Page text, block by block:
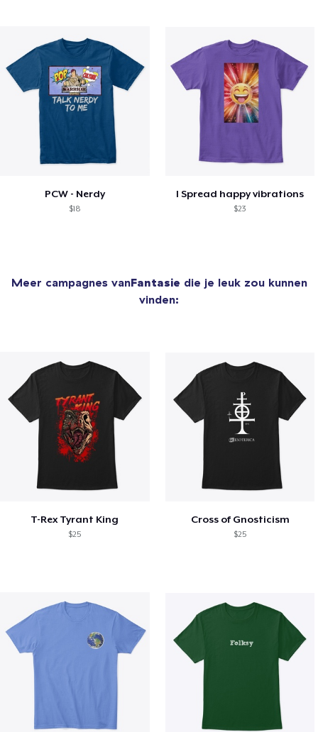
PCW - Nerdy
$18
I Spread happy vibrations
$23
Meer campagnes vanFantasie die je leuk zou kunnen
vinden:
T-Rex Tyrant King
$25
Cross of Gnosticism
$25